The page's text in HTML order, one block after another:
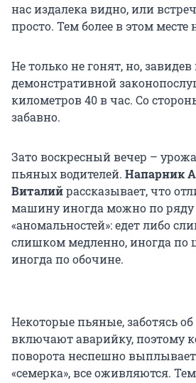
нас издалека видно, или
просто. Тем более в этом месте
Не только не гонят, но, завидев
демонстративной
километров 40 в час. Со
забавно.
Зато воскресный вечер –
пьяных водителей. Напарник
Виталийрассказывает, что
машину иногда можно по
«аномальностей»: едет либо
слишком медленно, иногда по
иногда по обочине.
Некоторые пьяные, заботясь
включают аварийку, поэтому
поворота неспешно
«семерка», все оживляются.